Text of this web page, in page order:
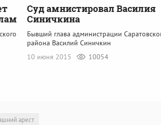
Суд амнистировал Василия
Синичкина
Бывший глава администрации
района Василий Синичкин
10 июня 2015
10054
арест